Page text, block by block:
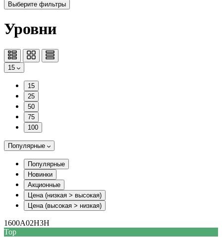
Выберите фильтры
Уровни
15
15
25
50
75
100
Популярные
Популярные
Новинки
Акционные
Цена (низкая > высокая)
Цена (высокая > низкая)
1600A02H3H
Top